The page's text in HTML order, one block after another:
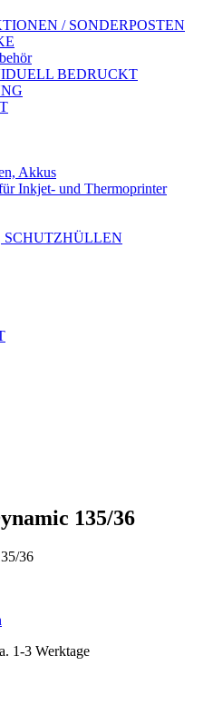
/ SONDERPOSTEN
BEDRUCKT
Akkus
Inkjet- und Thermoprinter
135/36
1-3 Werktage